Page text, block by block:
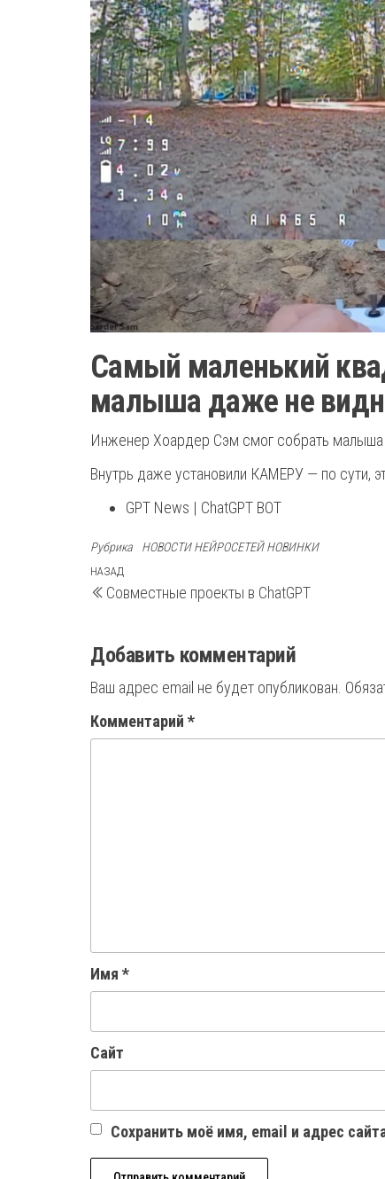
Самый маленький
малыша даже не
Инженер Хоардер Сэм смог собрать малыша
Внутрь даже установили КАМЕРУ — по сути,
GPT News | ChatGPT BOT
Рубрика НОВОСТИ НЕЙРОСЕТЕЙ НОВИНКИ
Навигация
по
Предыдущая
запись
НАЗАД
Совместные проекты в ChatGPT
Добавить комментарий
Ваш адрес email не будет опубликован.
Комментарий *
Имя *
Сайт
Сохранить моё имя, email и адрес